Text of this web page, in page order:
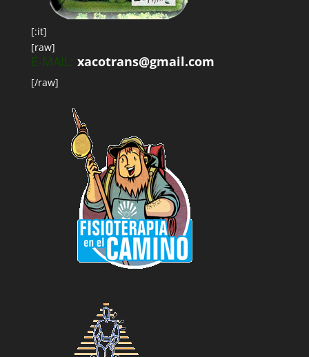
[:it]
[raw]
E-MAIL: xacotrans@gmail.com
[/raw]